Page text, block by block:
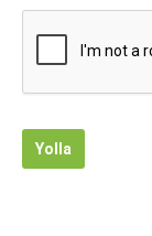
Yolla